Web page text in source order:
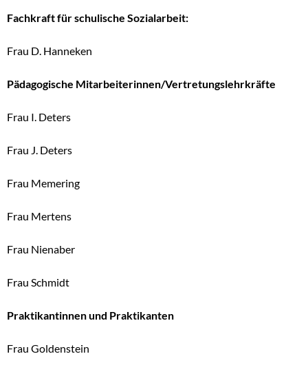
Fachkraft für schulische Sozialarbeit:
Frau D. Hanneken
Pädagogische Mitarbeiterinnen/Vertretungslehrkräfte
Frau I. Deters
Frau J. Deters
Frau Memering
Frau Mertens
Frau Nienaber
Frau Schmidt
Praktikantinnen und Praktikanten
Frau Goldenstein